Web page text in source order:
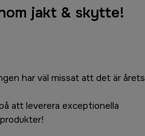
jakt & skytte!
har väl missat att det är årets
att leverera exceptionella